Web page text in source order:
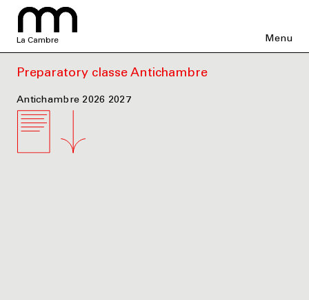
La Cambre Menu
Preparatory classe Antichambre
Antichambre 2026 2027